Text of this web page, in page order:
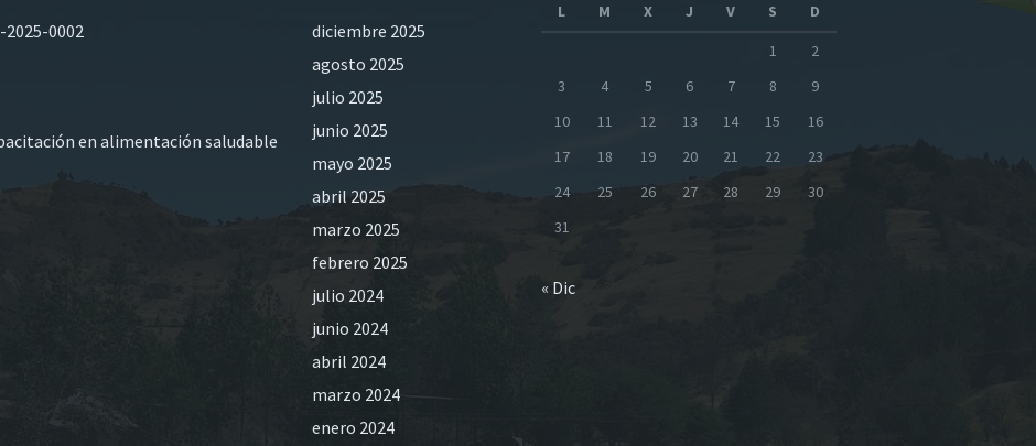
2025-0002
en alimentación saludable
diciembre 2025
agosto 2025
julio 2025
junio 2025
mayo 2025
abril 2025
marzo 2025
febrero 2025
julio 2024
junio 2024
abril 2024
marzo 2024
enero 2024
L
M X J V S
D
1
2
3
4 5 6 7 8
9
10
11 12 13 14 15
16
17
18 19 20 21 22
23
24
25 26 27 28 29
30
31
« Dic